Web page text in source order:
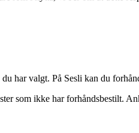
har valgt. På Sesli kan du
som ikke har forhåndsbestilt.